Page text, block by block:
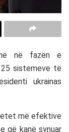
në fazën e
sistemeve të
ukrainas
më efektive
që kanë synuar